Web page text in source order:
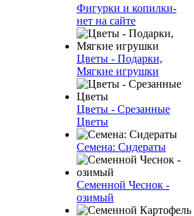
Фигурки и копилки-
нет на сайте
Цветы - Подарки,
Мягкие игрушки
Цветы - Срезанные
Цветы
Семена: Сидераты
Семенной Чеснок -
озимый